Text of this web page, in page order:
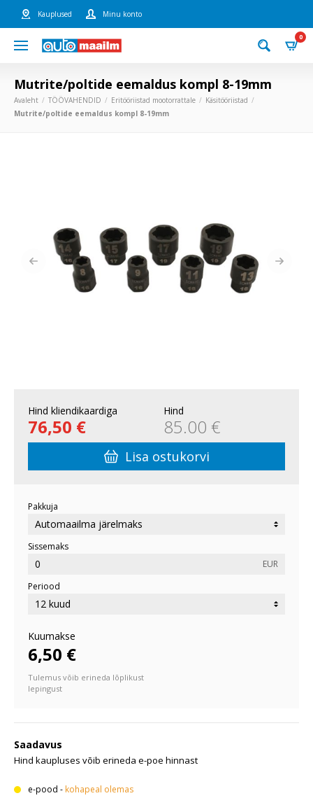
Kauplused Minu konto
0
Mutrite/poltide eemaldus kompl 8-19mm
Avaleht TÖÖVAHENDID Eritööriistad mootorrattale
Käsitööriistad
Mutrite/poltide eemaldus kompl 8-19mm
Hind kliendikaardiga
76,50 €
Hind
85.00 €
Lisa ostukorvi
Pakkuja
Sissemaks
EUR
Periood
Kuumakse
6,50 €
Tulemus võib erineda lõplikust
lepingust
Saadavus
Hind kaupluses võib erineda e-poe hinnast
e-pood - kohapeal olemas